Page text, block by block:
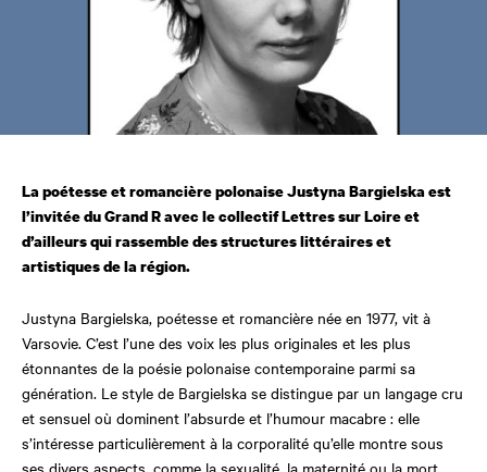
La poétesse et romancière polonaise Justyna Bargielska est
l’invitée du Grand R avec le collectif Lettres sur Loire et
d’ailleurs qui rassemble des structures littéraires et
artistiques de la région.
Justyna Bargielska, poétesse et romancière née en 1977, vit à
Varsovie. C’est l’une des voix les plus originales et les plus
étonnantes de la poésie polonaise contemporaine parmi sa
génération. Le style de Bargielska se distingue par un langage cru
et sensuel où dominent l’absurde et l’humour macabre : elle
s’intéresse particulièrement à la corporalité qu’elle montre sous
ses divers aspects, comme la sexualité, la maternité ou la mort.